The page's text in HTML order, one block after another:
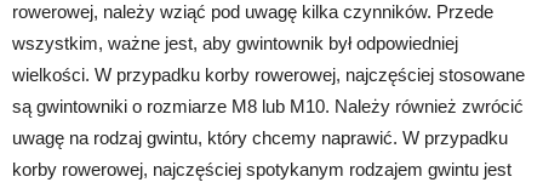
rowerowej, należy wziąć pod uwagę kilka czynników. Przede
wszystkim, ważne jest, aby gwintownik był odpowiedniej
wielkości. W przypadku korby rowerowej, najczęściej stosowane
są gwintowniki o rozmiarze M8 lub M10. Należy również zwrócić
uwagę na rodzaj gwintu, który chcemy naprawić. W przypadku
korby rowerowej, najczęściej spotykanym rodzajem gwintu jest